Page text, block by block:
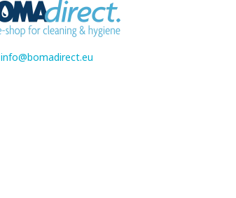
info@bomadirect.eu